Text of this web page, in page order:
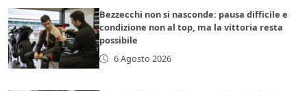
Bezzecchi non si nasconde: pausa difficile e
condizione non al top, ma la vittoria resta
possibile
6 Agosto 2026